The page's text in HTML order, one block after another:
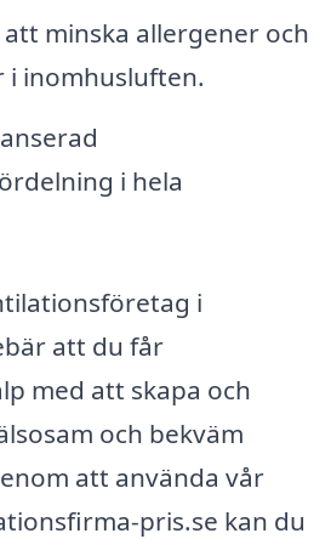
minska allergener och
inomhusluften.
i hela
i
att du får
med att skapa och
och bekväm
att använda vår
pris.se kan du